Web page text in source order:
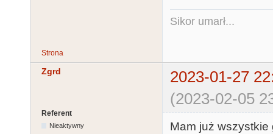
Sikor umarł...
Strona
Zgrd
2023-01-27
(2023-02-05
Referent
Nieaktywny
Mam już wszystkie